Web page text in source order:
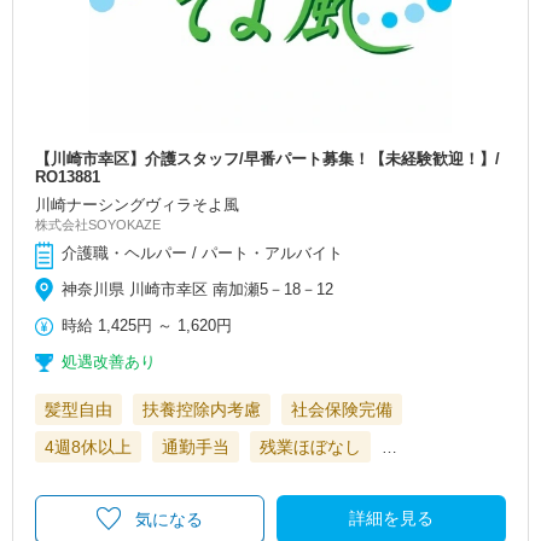
【川崎市幸区】介護スタッフ/早番パート募集！【未経験歓迎！】/
RO13881
川崎ナーシングヴィラそよ風
株式会社SOYOKAZE
介護職・ヘルパー / パート・アルバイト
神奈川県 川崎市幸区 南加瀬5－18－12
時給 1,425円 ～ 1,620円
処遇改善あり
髪型自由 扶養控除内考慮
社会保険完備
4週8休以上
通勤手当 残業ほぼなし
詳細を見る
気になる